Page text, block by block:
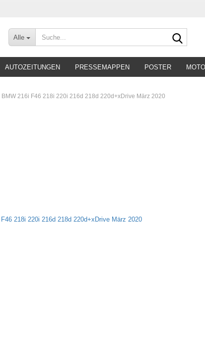
Alle
AUTOZEITUNGEN PRESSEMAPPEN POSTER
BMW 216i F46 218i 220i 216d 218d 220d+xDrive März 2020